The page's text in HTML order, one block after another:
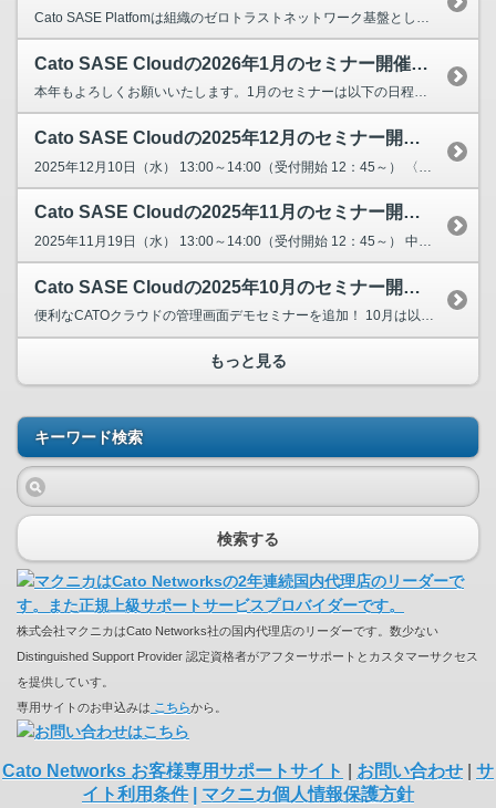
Cato SASE Platfomは組織のゼロトラストネットワーク基盤として、ネットワーク最適化機能と最新のサイバーセキュリティ機能をクラウドで実現します。 こんな課題ありませんか？ ...
Cato SASE Cloudの2026年1月のセミナー開催日を教えてください。
本年もよろしくお願いいたします。1月のセミナーは以下の日程となります。 2026年1月16日（金） 13:00～14:00（受付開始 12：45～） 〈CATO Cloud入門セミナー〉...
Cato SASE Cloudの2025年12月のセミナー開催日を教えてください。
Cato SASE Cloudの2025年11月のセミナー開催日を教えてください。
2025年11月19日（水） 13:00～14:00（受付開始 12：45～） 中小企業も狙われる！ランサムウェア攻撃対策はCato Cloudにまかせよう！ 本セミナーでは身代...
Cato SASE Cloudの2025年10月のセミナー開催日を教えてください。
便利なCATOクラウドの管理画面デモセミナーを追加！ 10月は以下のセミナーをご用意しております。皆様のご参加お待ちしております。 〈CATO Cloud入門セミナー〉 ゼロトラス...
もっと見る
キーワード検索
検索する
株式会社マクニカはCato Networks社の国内代理店のリーダーです。数少ない
Distinguished Support Provider 認定資格者がアフターサポートとカスタマーサクセス
を提供していす。
専用サイトのお申込みは こちらから。
Cato Networks お客様専用サポートサイト お問い合わせ
サ
イト利用条件| マクニカ個人情報保護方針